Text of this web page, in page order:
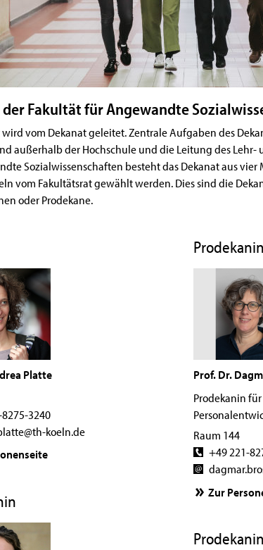
Fakultät für Angewandte
wird vom Dekanat geleitet. Zentrale Aufgaben des
außerhalb der Hochschule und die Leitung des Lehr-
Sozialwissenschaften besteht das Dekanat aus
vom Fakultätsrat gewählt werden. Dies sind die
oder Prodekane.
Platte
3240
koeln.de
Prodekanin
Prof. Dr.
Prodekanin
Raum 144
+49 221-
Zur
Prodekanin